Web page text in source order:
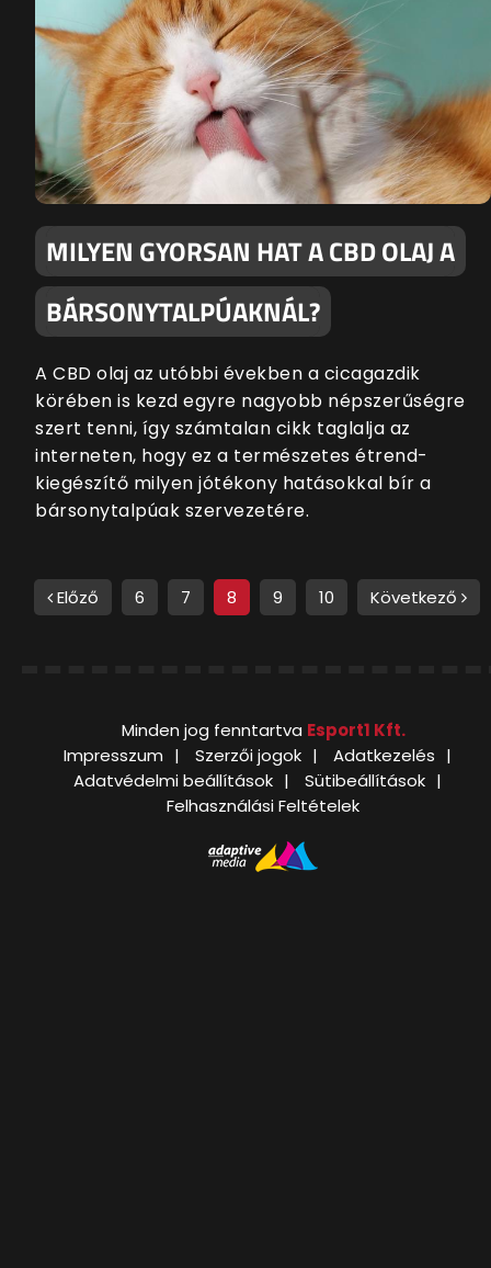
MILYEN GYORSAN HAT A CBD OLAJ A
BÁRSONYTALPÚAKNÁL?
A CBD olaj az utóbbi években a cicagazdik
körében is kezd egyre nagyobb népszerűségre
szert tenni, így számtalan cikk taglalja az
interneten, hogy ez a természetes étrend-
kiegészítő milyen jótékony hatásokkal bír a
bársonytalpúak szervezetére.
Előző 6 7 8 9 10 Következő
Minden jog fenntartva Esport1 Kft.
Impresszum
Szerzői jogok
Adatkezelés
Adatvédelmi beállítások
Sütibeállítások
Felhasználási Feltételek